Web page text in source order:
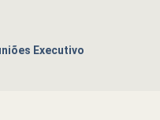
Executivo